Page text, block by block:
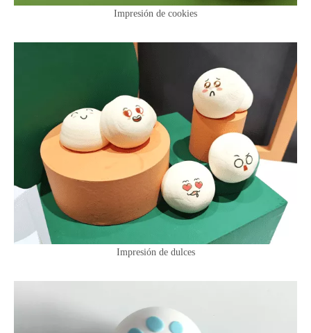
Impresión de cookies
Impresión de dulces